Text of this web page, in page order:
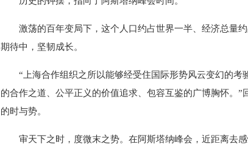
激荡的百年变局下，这个人口约占世界一半、经济总量约
期待中，坚韧成长。
“上海合作组织之所以能够经受住国际形势风云变幻的考
的合作之道、公平正义的价值追求、包容互鉴的广博胸怀。
的时与势。
审天下之时，度微末之势。在阿斯塔纳峰会，近距离去感